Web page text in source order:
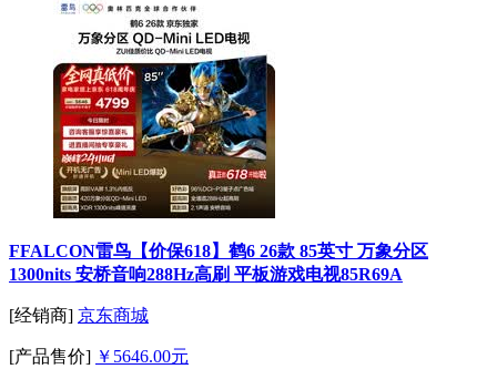
FFALCON雷鸟【价保618】鹤6 26款 85英寸 万象分区
1300nits 安桥音响288Hz高刷 平板游戏电视85R69A
[经销商] 京东商城
[产品售价] ￥5646.00元